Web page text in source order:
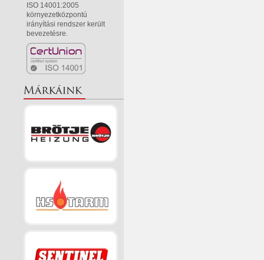
ISO 14001:2005
környezetközpontú
irányítási rendszer került
bevezetésre.